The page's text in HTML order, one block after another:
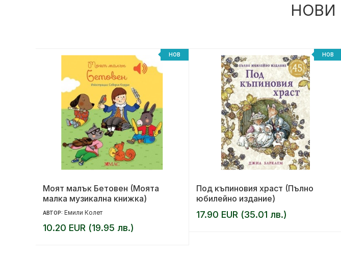
НОВИ
НОВ
Моят малък Бетовен (Моята
малка музикална книжка)
АВТОР: Емили Колет
10.20 EUR (19.95 лв.)
НОВ
Под къпиновия храст (Пълно
юбилейно издание)
17.90 EUR (35.01 лв.)